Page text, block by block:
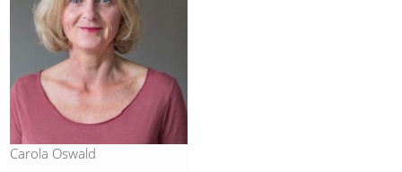
Carola Oswald